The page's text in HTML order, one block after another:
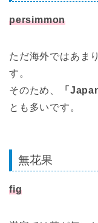
persimmon
ただ海外ではあま
す。
そのため、
「
とも多いです。
無花果
fig